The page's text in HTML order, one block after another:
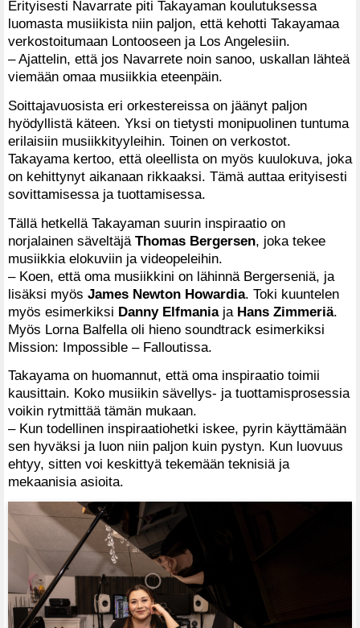
Erityisesti Navarrate piti Takayaman koulutuksessa
luomasta musiikista niin paljon, että kehotti Takayamaa
verkostoitumaan Lontooseen ja Los Angelesiin.
– Ajattelin, että jos Navarrete noin sanoo, uskallan lähteä
viemään omaa musiikkia eteenpäin.
Soittajavuosista eri orkestereissa on jäänyt paljon
hyödyllistä käteen. Yksi on tietysti monipuolinen tuntuma
erilaisiin musiikkityyleihin. Toinen on verkostot.
Takayama kertoo, että oleellista on myös kuulokuva, joka
on kehittynyt aikanaan rikkaaksi. Tämä auttaa erityisesti
sovittamisessa ja tuottamisessa.
Tällä hetkellä Takayaman suurin inspiraatio on
norjalainen säveltäjä Thomas Bergersen, joka tekee
musiikkia elokuviin ja videopeleihin.
– Koen, että oma musiikkini on lähinnä Bergerseniä, ja
lisäksi myös James Newton Howardia. Toki kuuntelen
myös esimerkiksi Danny Elfmaniaja Hans Zimmeriä.
Myös Lorna Balfella oli hieno soundtrack esimerkiksi
Mission: Impossible – Falloutissa.
Takayama on huomannut, että oma inspiraatio toimii
kausittain. Koko musiikin sävellys- ja tuottamisprosessia
voikin rytmittää tämän mukaan.
– Kun todellinen inspiraatiohetki iskee, pyrin käyttämään
sen hyväksi ja luon niin paljon kuin pystyn. Kun luovuus
ehtyy, sitten voi keskittyä tekemään teknisiä ja
mekaanisia asioita.